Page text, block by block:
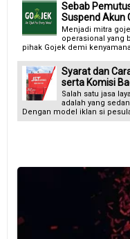
Sebab
Suspend Akun
Menjadi mitra
operasional yang
pihak Gojek demi
Syarat dan
serta Komisi
Salah satu jasa
adalah yang
Dengan model iklan si